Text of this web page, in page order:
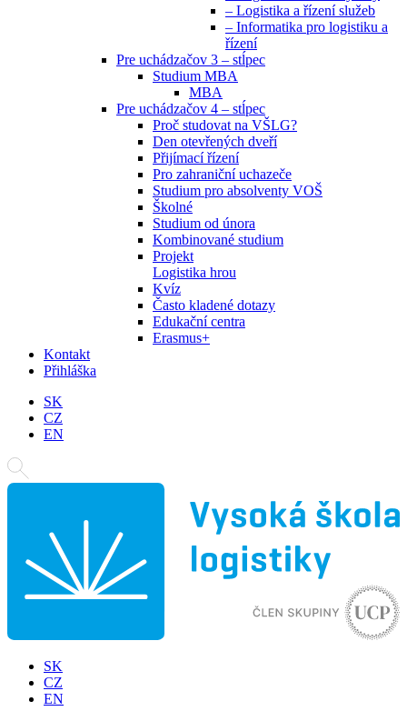
– Logistika a řízení služeb
– Informatika pro logistiku a
řízení
Pre uchádzačov 3 – stĺpec
Studium MBA
MBA
Pre uchádzačov 4 – stĺpec
Proč studovat na VŠLG?
Den otevřených dveří
Přijímací řízení
Pro zahraniční uchazeče
Studium pro absolventy VOŠ
Školné
Studium od února
Kombinované studium
Projekt
Logistika hrou
Kvíz
Často kladené dotazy
Edukační centra
Erasmus+
Kontakt
Přihláška
SK
CZ
EN
SK
CZ
EN